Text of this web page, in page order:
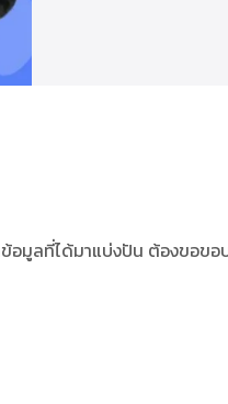
ข้อมูลที่ได้มาแบ่งปัน ต้องขอ